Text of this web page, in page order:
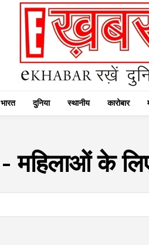
भारत दुनिया स्थानीय कारोबार
- महिलाओं के